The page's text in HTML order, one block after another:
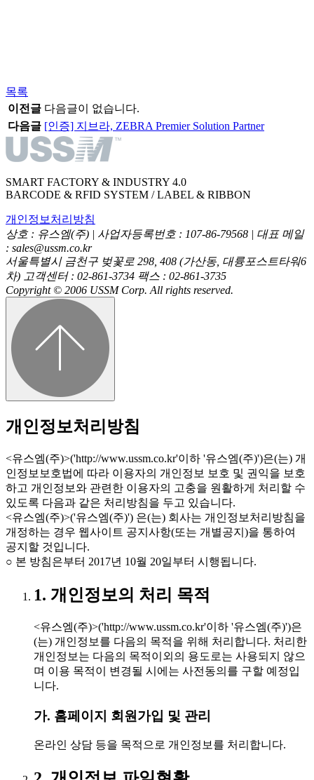
목록
이전글 다음글이 없습니다.
다음글 [인증] 지브라, ZEBRA Premier Solution Partner
SMART FACTORY & INDUSTRY 4.0
BARCODE & RFID SYSTEM / LABEL & RIBBON
개인정보처리방침
상호 : 유스엠(주) | 사업자등록번호 : 107-86-79568 | 대표 메일
: sales@ussm.co.kr
서울특별시 금천구 벚꽃로 298, 408 (가산동, 대륭포스트타워6
차) 고객센터 : 02-861-3734 팩스 : 02-861-3735
Copyright © 2006 USSM Corp. All rights reserved.
개인정보처리방침
<유스엠(주)>('http://www.ussm.co.kr'이하 '유스엠(주)')은(는) 개
인정보보호법에 따라 이용자의 개인정보 보호 및 권익을 보호
하고 개인정보와 관련한 이용자의 고충을 원활하게 처리할 수
있도록 다음과 같은 처리방침을 두고 있습니다.
<유스엠(주)>('유스엠(주)') 은(는) 회사는 개인정보처리방침을
개정하는 경우 웹사이트 공지사항(또는 개별공지)을 통하여
공지할 것입니다.
○ 본 방침은부터 2017년 10월 20일부터 시행됩니다.
1. 개인정보의 처리 목적
<유스엠(주)>('http://www.ussm.co.kr'이하 '유스엠(주)')은
(는) 개인정보를 다음의 목적을 위해 처리합니다. 처리한
개인정보는 다음의 목적이외의 용도로는 사용되지 않으
며 이용 목적이 변경될 시에는 사전동의를 구할 예정입
니다.
가. 홈페이지 회원가입 및 관리
온라인 상담 등을 목적으로 개인정보를 처리합니다.